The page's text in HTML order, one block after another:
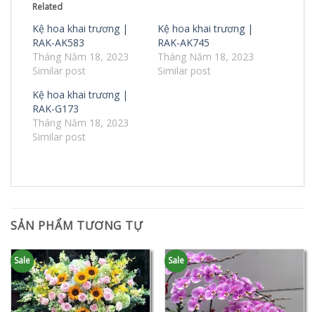
Related
Kệ hoa khai trương |
RAK-AK583
Tháng Năm 18, 2023
Similar post
Kệ hoa khai trương |
RAK-AK745
Tháng Năm 18, 2023
Similar post
Kệ hoa khai trương |
RAK-G173
Tháng Năm 18, 2023
Similar post
SẢN PHẨM TƯƠNG TỰ
Sale Sale